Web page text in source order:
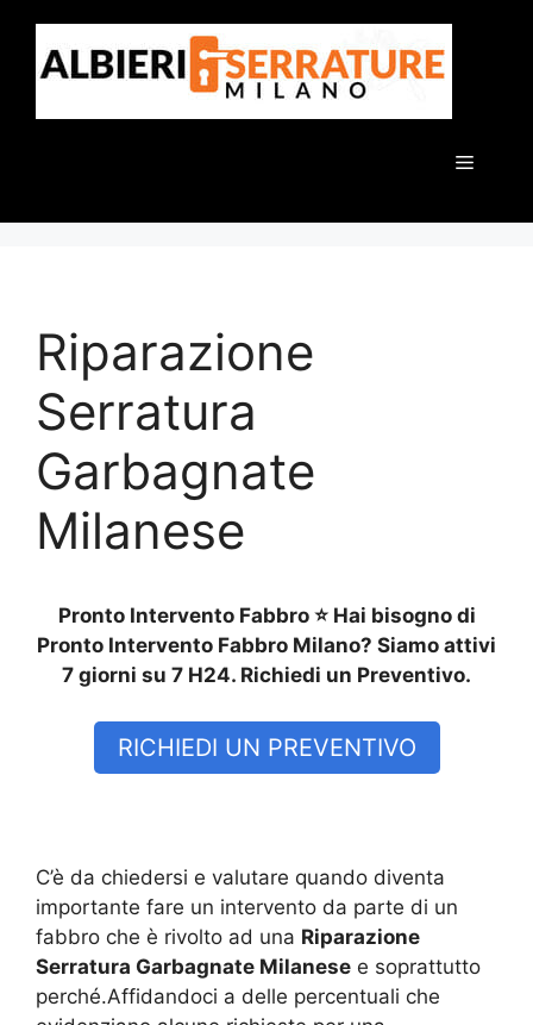
contenuto
Menu
Riparazione
Serratura
Garbagnate
Milanese
Pronto Intervento Fabbro ⭐ Hai bisogno di
Pronto Intervento Fabbro Milano? Siamo attivi
7 giorni su 7 H24. Richiedi un Preventivo.
RICHIEDI UN PREVENTIVO
C’è da chiedersi e valutare quando diventa
importante fare un intervento da parte di un
fabbro che è rivolto ad una Riparazione
Serratura Garbagnate Milanese e soprattutto
perché.Affidandoci a delle percentuali che